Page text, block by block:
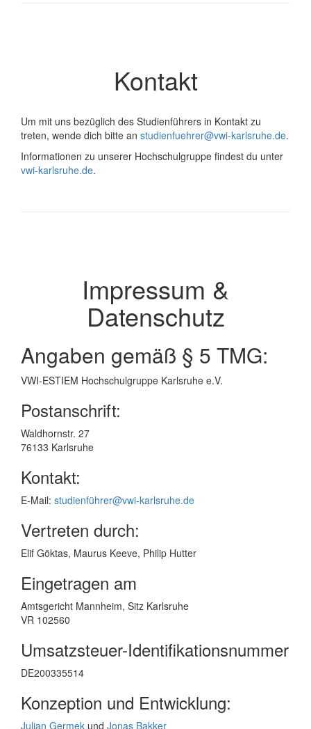
Kontakt
Um mit uns bezüglich des Studienführers in Kontakt zu
treten, wende dich bitte an studienfuehrer@vwi-karlsruhe.de.
Informationen zu unserer Hochschulgruppe findest du unter
vwi-karlsruhe.de.
Impressum &
Datenschutz
Angaben gemäß § 5 TMG:
VWI-ESTIEM Hochschulgruppe Karlsruhe e.V.
Postanschrift:
Waldhornstr. 27
76133 Karlsruhe
Kontakt:
E-Mail: studienführer@vwi-karlsruhe.de
Vertreten durch:
Elif Göktas, Maurus Keeve, Philip Hutter
Eingetragen am
Amtsgericht Mannheim, Sitz Karlsruhe
VR 102560
Umsatzsteuer-Identifikationsnummer
DE200335514
Konzeption und Entwicklung:
Julian Germek und Jonas Bakker